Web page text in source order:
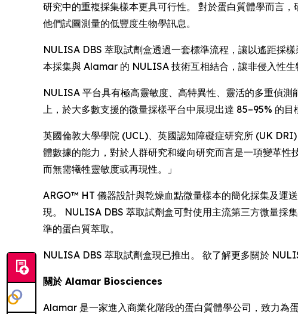
研究中的重複採集樣本更具可行性。 對於蛋白質體學而言
他們試圖測量的低豐度生物學訊息。
NULISA DBS 萃取試劑盒透過一套標準流程，讓以遙距採
本採集與 Alamar 的 NULISA 技術互相結合，讓非侵入性生
NULISA 平台具有極高靈敏度、高特異性、靈活的多重偵
上，於大多數支援的微量採樣平台中展現出達 85–95% 的目
英國倫敦大學學院 (UCL)、英國認知障礙症研究所 (UK
體數據的能力，對於人群研究和縱向研究而言是一項變革
而無需犧牲靈敏度或再現性。」
ARGO™ HT 儀器設計與乾燥血點微量樣本的簡化採集及運
現。 NULISA DBS 萃取試劑盒可對使用主流第三方微量
準的蛋白質萃取。
NULISA DBS 萃取試劑盒現已推出。 欲了解更多關於
關於 Alamar Biosciences
Alamar 是一家進入商業化階段的蛋白質體學公司，致力為